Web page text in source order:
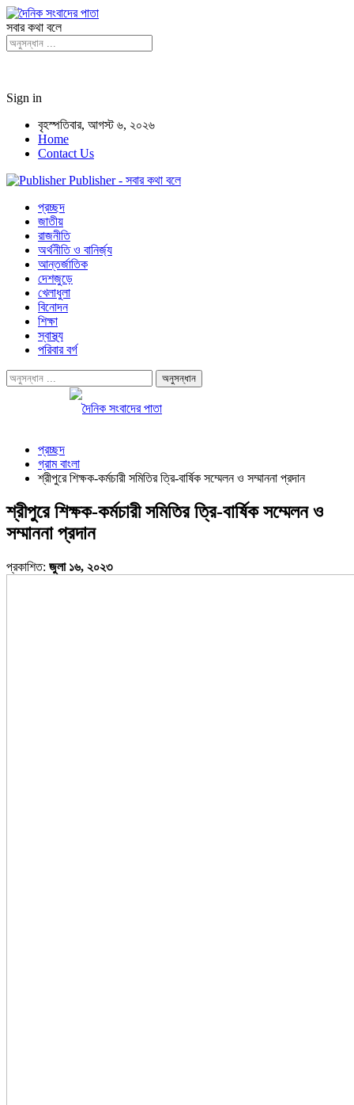
সবার কথা বলে
Sign in
বৃহস্পতিবার, আগস্ট ৬, ২০২৬
Home
Contact Us
Publisher - সবার কথা বলে
প্রচ্ছদ
জাতীয়
রাজনীতি
অর্থনীতি ও বানির্জ্য
আন্তর্জাতিক
দেশজুড়ে
খেলাধুলা
বিনোদন
শিক্ষা
স্বাস্থ্য
পরিবার বর্গ
প্রচ্ছদ
গ্রাম বাংলা
শ্রীপুরে শিক্ষক-কর্মচারী সমিতির ত্রি-বার্ষিক সম্মেলন ও সম্মাননা প্রদান
শ্রীপুরে শিক্ষক-কর্মচারী সমিতির ত্রি-বার্ষিক সম্মেলন ও
সম্মাননা প্রদান
প্রকাশিত: জুলা ১৬, ২০২৩